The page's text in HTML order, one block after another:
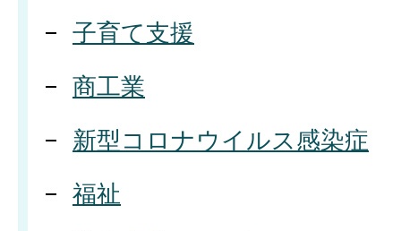
子育て支援
商工業
新型コロナウイルス感染症
福祉